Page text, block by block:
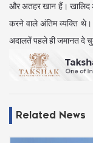
और अतहर खान हैं। खालिद
करने वाले अंतिम व्यक्ति
अदालतें पहले ही जमानत दे
Related News